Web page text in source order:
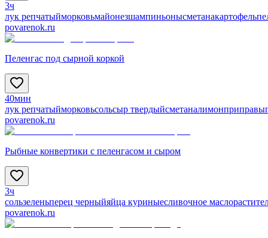
3ч
лук репчатыйморковьмайонезшампиньонысметанакартофель
povarenok.ru
Пеленгас под сырной коркой
40мин
лук репчатыйморковьсольсыр твердыйсметаналимонприправы
povarenok.ru
Рыбные конвертики с пеленгасом и сыром
3ч
сользеленьперец черныйяйца куриныесливочное масло
povarenok.ru